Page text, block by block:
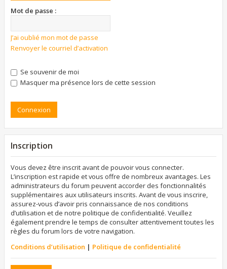
Mot de passe :
J’ai oublié mon mot de passe
Renvoyer le courriel d’activation
Se souvenir de moi
Masquer ma présence lors de cette session
Inscription
Vous devez être inscrit avant de pouvoir vous connecter.
L’inscription est rapide et vous offre de nombreux avantages. Les
administrateurs du forum peuvent accorder des fonctionnalités
supplémentaires aux utilisateurs inscrits. Avant de vous inscrire,
assurez-vous d’avoir pris connaissance de nos conditions
d’utilisation et de notre politique de confidentialité. Veuillez
également prendre le temps de consulter attentivement toutes les
règles du forum lors de votre navigation.
Conditions d’utilisation | Politique de confidentialité